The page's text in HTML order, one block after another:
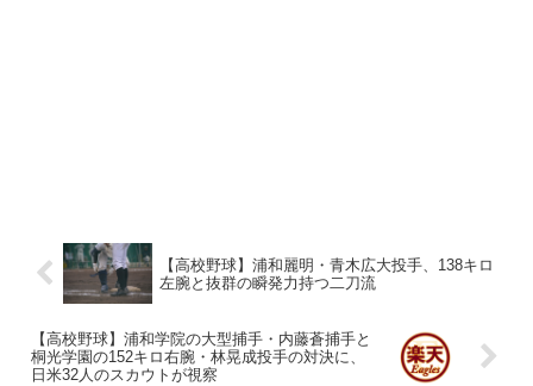
【高校野球】浦和麗明・青木広大投手、138キロ
左腕と抜群の瞬発力持つ二刀流
【高校野球】浦和学院の大型捕手・内藤蒼捕手と
桐光学園の152キロ右腕・林晃成投手の対決に、
日米32人のスカウトが視察